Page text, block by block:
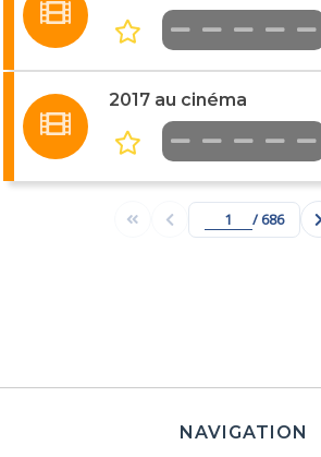
2017 au cinéma
/ 686
NAVIGATION